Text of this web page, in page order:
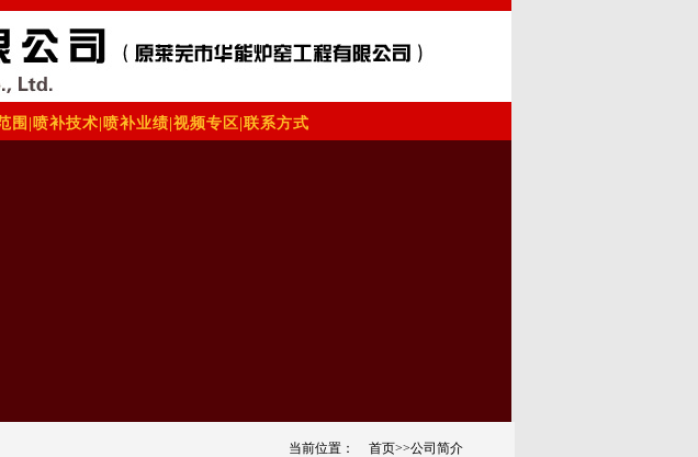
围 喷补技术 喷补业绩 视频专区 联系方式
当前位置： 首页>>公司简介